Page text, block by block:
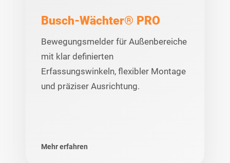
Busch-Wächter® PRO
Bewegungsmelder für Außenbereiche
mit klar definierten
Erfassungswinkeln, flexibler Montage
und präziser Ausrichtung.
Mehr erfahren